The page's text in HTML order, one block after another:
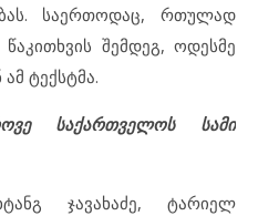
საერთოდაც, რთულად
შემდეგ, ოდესმე
ტექსტმა.
საქართველოს სამი
ჯავახაძე, ტარიელ